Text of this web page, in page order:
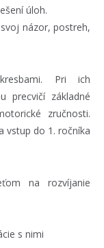
úloh.
názor, postreh,
Pri ich
precvičí základné
zručnosti.
vstup do 1. ročníka
na rozvíjanie
s nimi